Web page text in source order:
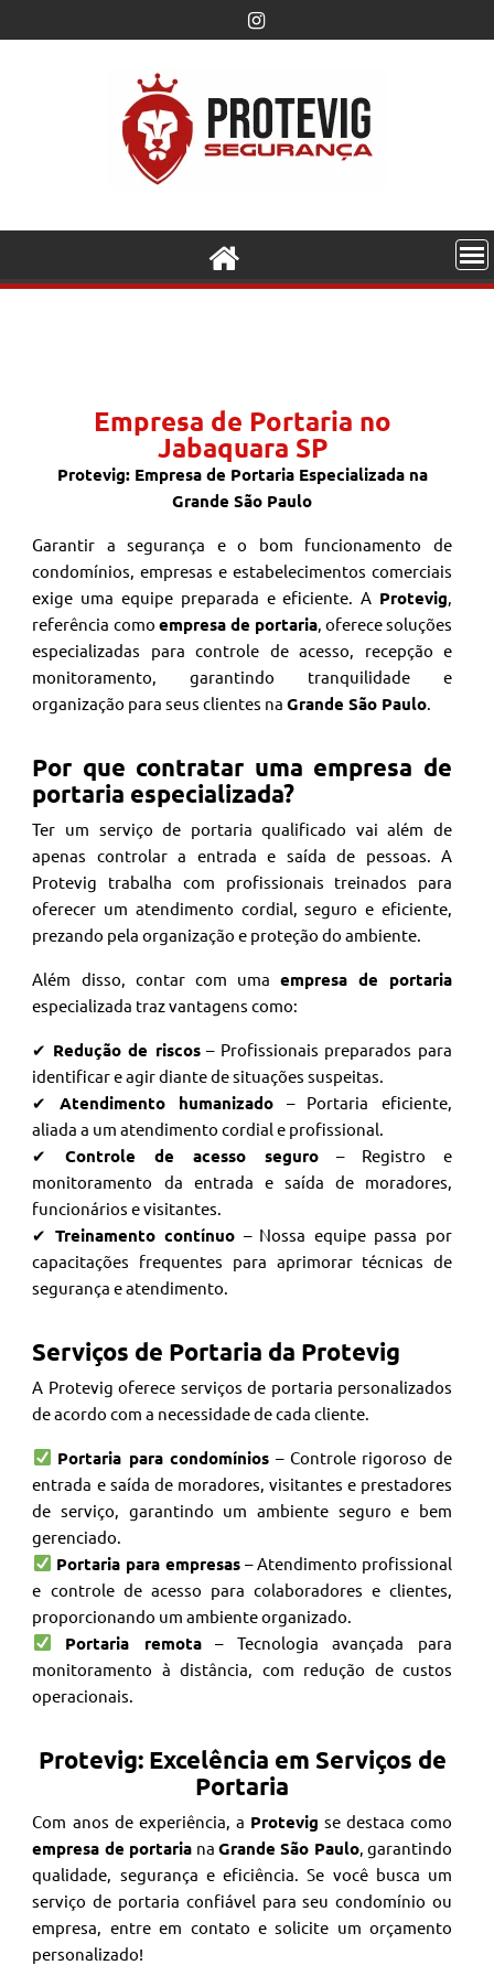
Empresa de Portaria no
Jabaquara SP
Protevig: Empresa de Portaria Especializada na
Grande São Paulo
Garantir a segurança e o bom funcionamento de
condomínios, empresas e estabelecimentos comerciais
exige uma equipe preparada e eficiente. A Protevig
referência como empresa de portaria, oferece soluções
especializadas para controle de acesso, recepção e
monitoramento, garantindo tranquilidade e
organização para seus clientes naGrande São Paulo
Por que contratar uma empresa de
portaria especializada?
Ter um serviço de portaria qualificado vai além de
apenas controlar a entrada e saída de pessoas. A
Protevig trabalha com profissionais treinados para
oferecer um atendimento cordial, seguro e eficiente,
prezando pela organização e proteção do ambiente.
Além disso, contar com uma empresa de portaria
especializada traz vantagens como:
✔ Redução de riscos– Profissionais preparados para
identificar e agir diante de situações suspeitas.
✔ Atendimento humanizado – Portaria eficiente,
aliada a um atendimento cordial e profissional.
✔ Controle de acesso seguro– Registro e
monitoramento da entrada e saída de moradores,
funcionários e visitantes.
✔ Treinamento contínuo – Nossa equipe passa por
capacitações frequentes para aprimorar técnicas de
segurança e atendimento.
Serviços de Portaria da Protevig
A Protevig oferece serviços de portaria personalizados
de acordo com a necessidade de cada cliente.
Portaria para condomínios – Controle rigoroso de
entrada e saída de moradores, visitantes e prestadores
de serviço, garantindo um ambiente seguro e bem
gerenciado.
Portaria para empresas– Atendimento profissional
e controle de acesso para colaboradores e clientes,
proporcionando um ambiente organizado.
Portaria remota– Tecnologia avançada para
monitoramento à distância, com redução de custos
operacionais.
Protevig: Excelência em Serviços de
Portaria
Com anos de experiência, a Protevig se destaca como
empresa de portaria na Grande São Paulo, garantindo
qualidade, segurança e eficiência. Se você busca um
serviço de portaria confiável para seu condomínio ou
empresa, entre em contato e solicite um orçamento
personalizado!